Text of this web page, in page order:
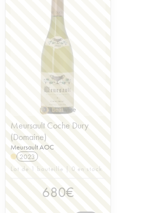
Meursault Coche Dury
(Domaine)
Meursault AOC
2023
Lot de 1 bouteille | 0 en stock
680€